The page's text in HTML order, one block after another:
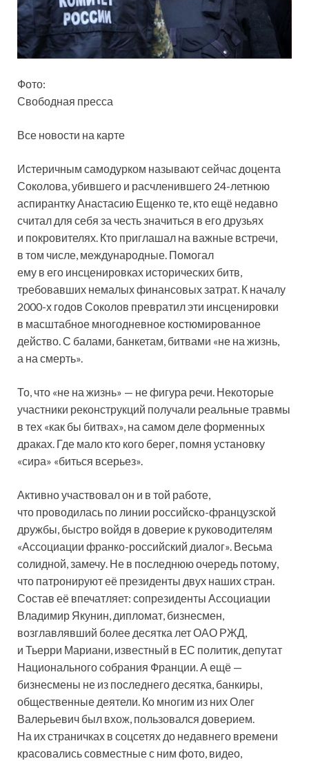
Фото:
Свободная пресса
Все новости на карте
Истеричным самодурком называют сейчас доцента
Соколова, убившего и расчленившего 24-летнюю
аспирантку Анастасию Ещенко те, кто ещё недавно
считал для себя за честь значиться в его друзьях
и покровителях. Кто приглашал на важные встречи,
в том числе, международные. Помогал
ему в его инсценировках исторических битв,
требовавших немалых финансовых затрат. К началу
2000-х годов Соколов превратил эти инсценировки
в масштабное многодневное костюмированное
действо. С балами, банкетам, битвами «не на жизнь,
а на смерть».
То, что «не на жизнь» — не фигура речи. Некоторые
участники реконструкций получали реальные травмы
в тех «как бы битвах», на самом деле форменных
драках. Где мало кто кого берег, помня установку
«сира» «биться всерьез».
Активно участвовал он и в той работе,
что проводилась по линии российско-французской
дружбы, быстро войдя в доверие к руководителям
«Ассоциации франко-российский диалог». Весьма
солидной, замечу. Не в последнюю очередь потому,
что патронируют её президенты двух наших стран.
Состав её впечатляет: сопрезиденты Ассоциации
Владимир Якунин, дипломат, бизнесмен,
возглавлявший более десятка лет ОАО РЖД,
и Тьерри Мариани, известный в ЕС политик, депутат
Национального собрания Франции. А ещё —
бизнесмены не из последнего десятка, банкиры,
общественные деятели. Ко многим из них Олег
Валерьевич был вхож, пользовался доверием.
На их страничках в соцсетях до недавнего времени
красовались совместные с ним фото, видео,